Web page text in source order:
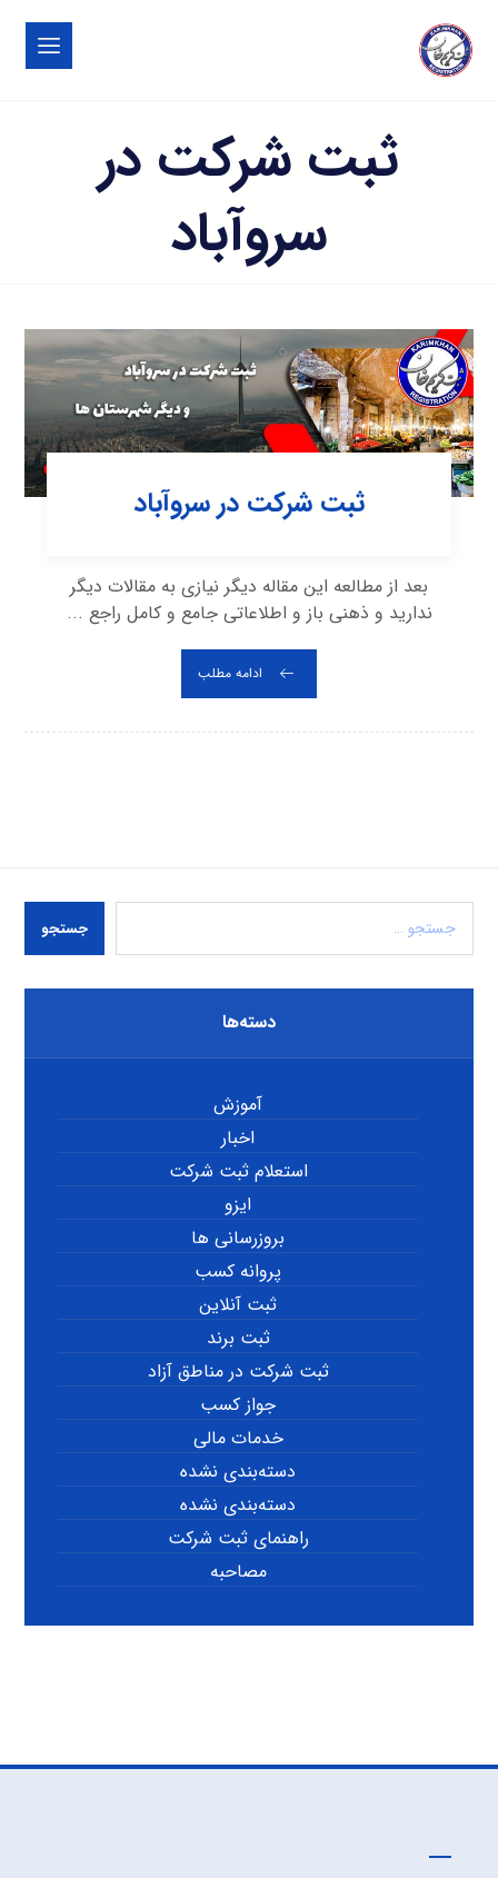
ثبت شرکت در
سروآباد
ثبت شرکت در سروآباد
بعد از مطالعه این مقاله دیگر نیازی به مقالات دیگر
ندارید و ذهنی باز و اطلاعاتی جامع و کامل راجع ...
ادامه مطلب
جستجو
دسته‌ها
آموزش
اخبار
استعلام ثبت شرکت
ایزو
بروزرسانی ها
پروانه کسب
ثبت آنلاین
ثبت برند
ثبت شرکت در مناطق آزاد
جواز کسب
خدمات مالی
دسته‌بندی نشده
دسته‌بندی نشده
راهنمای ثبت شرکت
مصاحبه